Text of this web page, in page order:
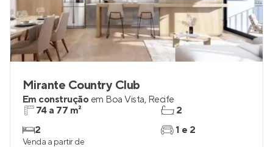
Mirante Country Club
Em construção em Boa Vista, Recife
74 a 77 m²
2
2
1 e 2
Venda a partir de